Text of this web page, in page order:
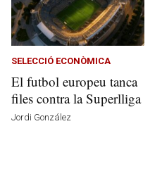
SELECCIÓ ECONÒMICA
El futbol europeu tanca
files contra la Superlliga
Jordi González